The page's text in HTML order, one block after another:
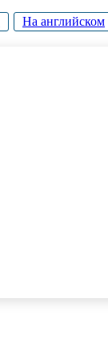
На английском